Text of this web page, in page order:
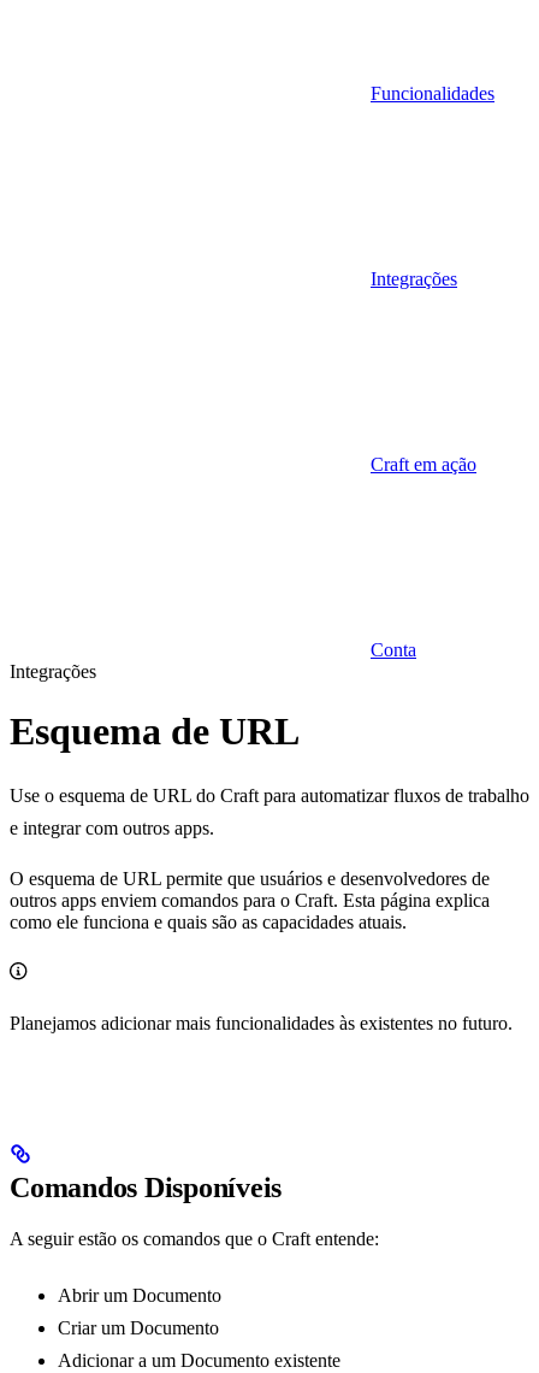
Funcionalidades
Integrações
Craft em ação
Conta
Integrações
Esquema de URL
Use o esquema de URL do Craft para automatizar fluxos de trabalho
e integrar com outros apps.
O esquema de URL permite que usuários e desenvolvedores de
outros apps enviem comandos para o Craft. Esta página explica
como ele funciona e quais são as capacidades atuais.
Planejamos adicionar mais funcionalidades às existentes no futuro.
Comandos Disponíveis
A seguir estão os comandos que o Craft entende:
Abrir um Documento
Criar um Documento
Adicionar a um Documento existente